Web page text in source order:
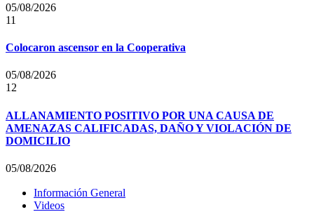
05/08/2026
11
Colocaron ascensor en la Cooperativa
05/08/2026
12
ALLANAMIENTO POSITIVO POR UNA CAUSA DE
AMENAZAS CALIFICADAS, DAÑO Y VIOLACIÓN DE
DOMICILIO
05/08/2026
Información General
Videos